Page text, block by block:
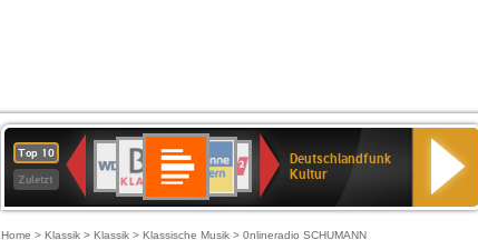
Top 10
Zuletzt
Deutschlandfunk
80er
90er
OLDIE
ANTENNE
SWR3
4
BR-
KLASSIK
Deutschlandfunk
Kultur
ANTENNE
BAYERN
SWR
Kultur
NDR
2
Deutschlandfunk
Kultur
Home > Klassik > Klassik > Klassische Musik > 0nlineradio SCHUMANN